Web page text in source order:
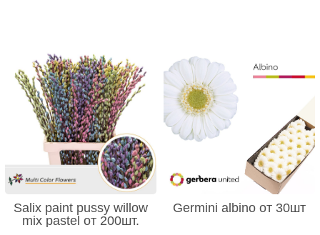
Salix paint pussy willow
mix pastel от 200шт.
Germini albino от 30шт